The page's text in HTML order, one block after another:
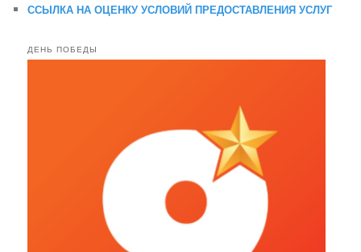
ССЫЛКА НА ОЦЕНКУ УСЛОВИЙ ПРЕДОСТАВЛЕНИЯ УСЛУГ
ДЕНЬ ПОБЕДЫ